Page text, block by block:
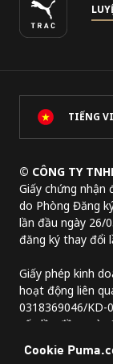
TIẾNG
© CÔNG TY
Giấy chứng nhận
do Phòng Đăng
lần đầu ngày 26/
đăng ký thay đổi
Giấy phép kinh
hoạt động liên
0318369046/KD-
cấp lần đầu ngày
Lầu 2, tòa nhà